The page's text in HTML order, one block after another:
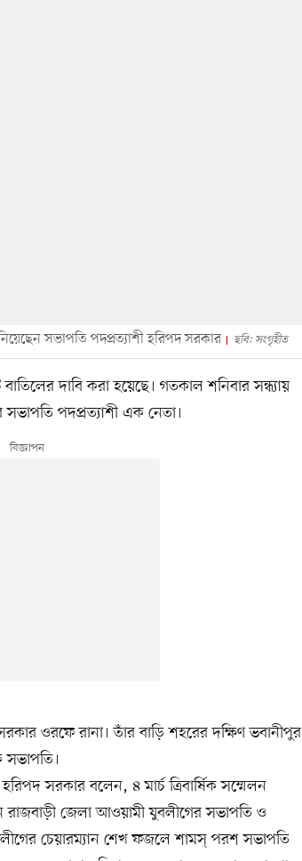
সভাপতি পদপ্রত্যাশী হরিপদ সরকার ছবি: সংগৃহীত
দাবি করা হয়েছে। গতকাল শনিবার সন্ধ্যায়
পদপ্রত্যাশী এক নেতা।
ওরফে রানা। তাঁর বাড়ি শহরের দক্ষিণ ভবানীপুর
সভাপতি।
সরকার বলেন, ৪ মার্চ ত্রিবার্ষিক সম্মেলন
রাজবাড়ী জেলা আওয়ামী যুবলীগের সভাপতি ও
চেয়ারম্যান শেখ ফজলে শামস্ পরশ সভাপতি